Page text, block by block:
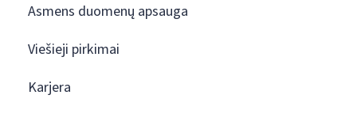
Asmens duomenų apsauga
Viešieji pirkimai
Karjera